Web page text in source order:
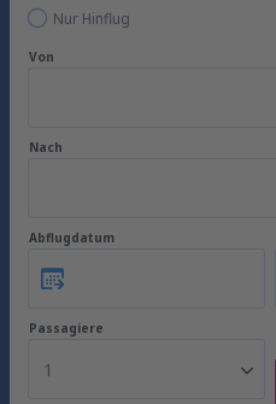
Nur Hinflug
Von
Nach
Abflugdatum
Passagiere
1